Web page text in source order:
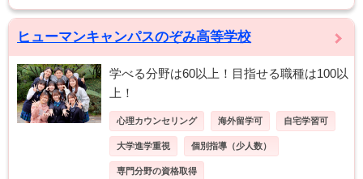
ヒューマンキャンパスのぞみ高等学校
学べる分野は60以上！目指せる職種は100以
上！
心理カウンセリング 海外留学可 自宅学習可
大学進学重視 個別指導（少人数）
専門分野の資格取得